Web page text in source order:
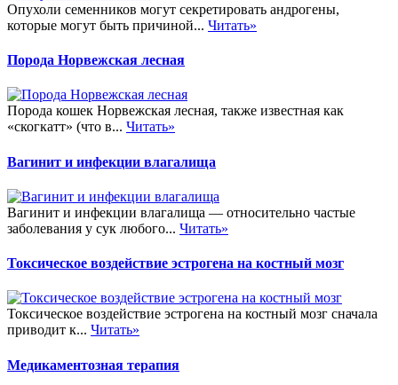
Опухоли семенников могут секретировать андрогены,
которые могут быть причиной... Читать»
Порода Норвежская лесная
Порода кошек Норвежская лесная, также известная как
«скогкатт» (что в... Читать»
Вагинит и инфекции влагалища
Вагинит и инфекции влагалища — относительно частые
заболевания у сук любого... Читать»
Токсическое воздействие эстрогена на костный мозг
Токсическое воздействие эстрогена на костный мозг сначала
приводит к... Читать»
Медикаментозная терапия